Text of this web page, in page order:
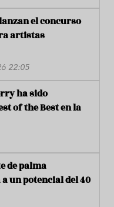
el concurso
artistas
22:05
ha sido
of the Best en la
de palma
un potencial del 40